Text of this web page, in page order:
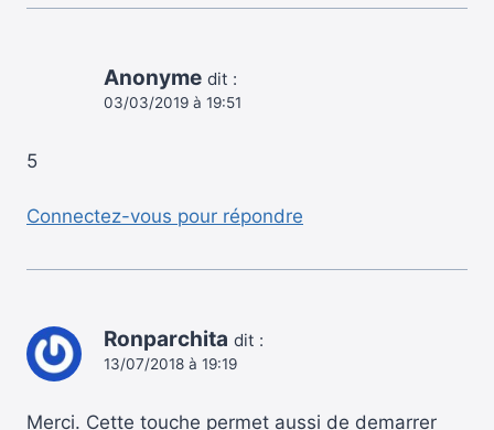
Anonyme dit :
03/03/2019 à 19:51
5
Connectez-vous pour répondre
Ronparchita dit :
13/07/2018 à 19:19
Merci. Cette touche permet aussi de demarrer